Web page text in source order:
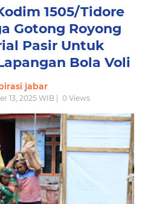
1505/Tidore
Gotong Royong
Pasir Untuk
Bola Voli
jabar
13, 2025 WIB | 0Views